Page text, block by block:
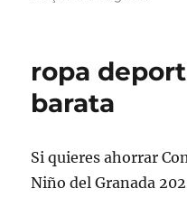
ropa
barata
Si quieres ahorrar
Niño del Granada